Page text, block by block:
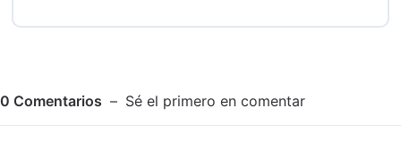
0 Comentarios Sé el primero en comentar